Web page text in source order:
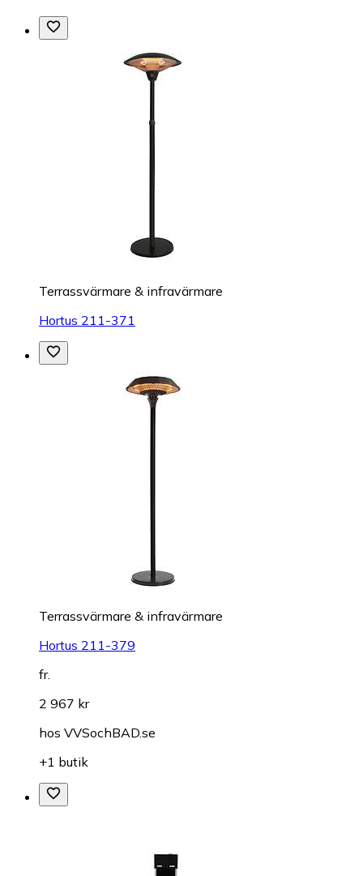
Terrassvärmare & infravärmare
Hortus 211-371
Terrassvärmare & infravärmare
Hortus 211-379
fr.
2 967 kr
hos VVSochBAD.se
+1 butik